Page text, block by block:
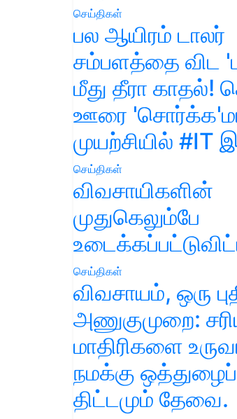
செய்திகள்
பல ஆயிரம் டாலர்
சம்பளத்தை விட
மீது தீரா காதல்!
ஊரை
முயற்சியில்
செய்திகள்
விவசாயிகளின்
முதுகெலும்பே
செய்திகள்
விவசாயம், ஒரு
அணுகுமுறை:
மாதிரிகளை
நமக்கு
திட்டமும் தேவை.